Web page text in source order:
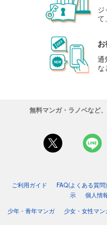
ジ
て
通
な
無料マンガ・ラノベなど
ご利用ガイド FAQ(よくある質問)
示
個人情
少年・青年マンガ
少女・女性マン